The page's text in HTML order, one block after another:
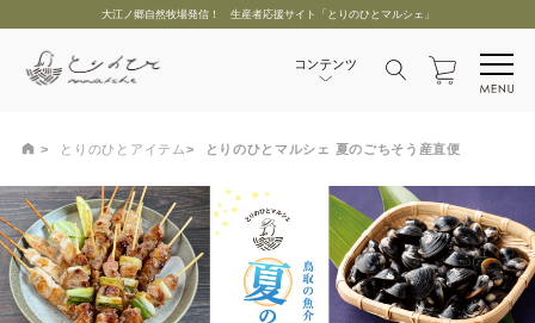
大江ノ郷自然牧場発信！ 生産者応援サイト「とりのひとマルシェ」
とりのひとアイテム とりのひとマルシェ 夏のごちそう産直便